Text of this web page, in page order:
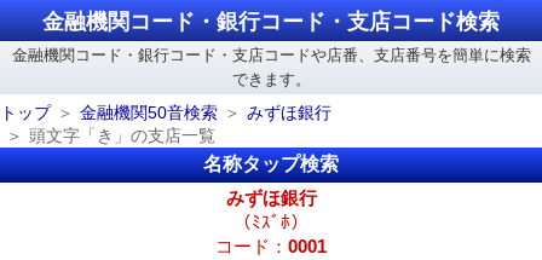
金融機関コード・銀行コード・支店コード検索
金融機関コード・銀行コード・支店コードや店番、支店番号を簡単に検索
できます。
トップ
金融機関50音検索
みずほ銀行
頭文字「き」の支店一覧
名称タップ検索
みずほ銀行
（ﾐｽﾞﾎ）
コード： 0001